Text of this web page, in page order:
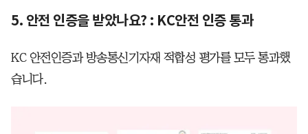
5. 안전 인증을 받았나요? : KC안전 인증 통과
KC 안전인증과 방송통신기자재 적합성 평가를 모두 통과했
습니다.